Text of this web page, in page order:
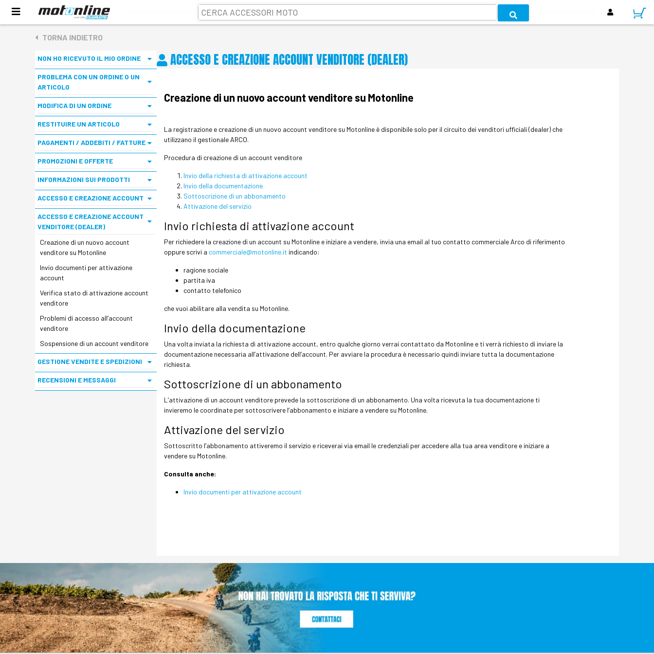
TORNA INDIETRO
NON HO RICEVUTO IL MIO ORDINE
PROBLEMA CON UN ORDINE O UN
ARTICOLO
MODIFICA DI UN ORDINE
RESTITUIRE UN ARTICOLO
PAGAMENTI / ADDEBITI / FATTURE
PROMOZIONI E OFFERTE
INFORMAZIONI SUI PRODOTTI
ACCESSO E CREAZIONE ACCOUNT
ACCESSO E CREAZIONE ACCOUNT
VENDITORE (DEALER)
Creazione di un nuovo account
venditore su Motonline
Invio documenti per attivazione
account
Verifica stato di attivazione account
venditore
Problemi di accesso all’account
venditore
Sospensione di un account venditore
GESTIONE VENDITE E SPEDIZIONI
RECENSIONI E MESSAGGI
ACCESSO E CREAZIONE ACCOUNT VENDITORE (DEALER)
Creazione di un nuovo account venditore su Motonline
La registrazione e creazione di un nuovo account venditore su Motonline è disponibile solo per il circuito dei venditori ufficiali (dealer) che
utilizzano il gestionale ARCO.
Procedura di creazione di un account venditore
Invio della richiesta di attivazione account
Invio della documentazione
Sottoscrizione di un abbonamento
Attivazione del servizio
Invio richiesta di attivazione account
Per richiedere la creazione di un account su Motonline e iniziare a vendere, invia una email al tuo contatto commerciale Arco di riferimento
oppure scrivi a commerciale@motonline.it indicando:
ragione sociale
partita iva
contatto telefonico
che vuoi abilitare alla vendita su Motonline.
Invio della documentazione
Una volta inviata la richiesta di attivazione account, entro qualche giorno verrai contattato da Motonline e ti verrà richiesto di inviare la
documentazione necessaria all’attivazione dell’account. Per avviare la procedura è necessario quindi inviare tutta la documentazione
richiesta.
Sottoscrizione di un abbonamento
L’attivazione di un account venditore prevede la sottoscrizione di un abbonamento. Una volta ricevuta la tua documentazione ti
invieremo le coordinate per sottoscrivere l’abbonamento e iniziare a vendere su Motonline.
Attivazione del servizio
Sottoscritto l’abbonamento attiveremo il servizio e riceverai via email le credenziali per accedere alla tua area venditore e iniziare a
vendere su Motonline.
Consulta anche:
Invio documenti per attivazione account